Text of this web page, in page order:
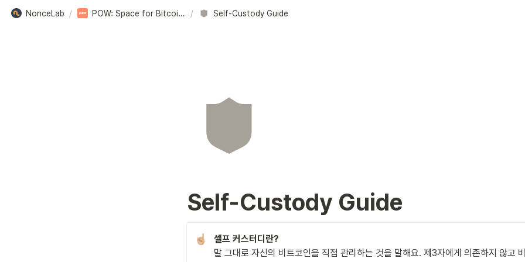
NonceLab / POW: Space for Bitcoiners / Self-Custody Guide
Self-Custody Guide
말 그대로 자신의 비트코인을 직접 관리하는 것을 말해요. 제3자에게 의존하지 않고